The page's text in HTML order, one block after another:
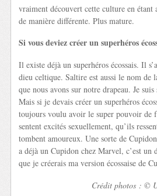
vraiment découvert cette culture en
de manière différente. Plus mature.
Si vous deviez créer un superhéros
Il existe déjà un superhéros écossais. Il
dieu celtique. Saltire est aussi le nom de
que nous avons sur notre drapeau. Je
Mais si je devais créer un superhéros
toujours voulu avoir le super pouvoir de
sentent excités sexuellement, qu’ils
tombent amoureux. Une sorte de
a déjà un Cupidon chez Marvel, c’est un
que je créerais ma version écossaise de
Crédit photos : ©